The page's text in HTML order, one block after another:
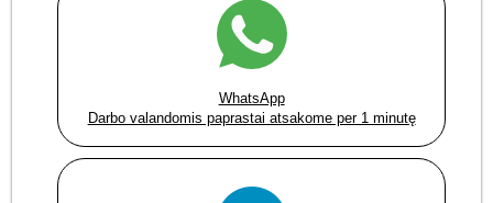
WhatsApp
Darbo valandomis paprastai atsakome per 1 minutę